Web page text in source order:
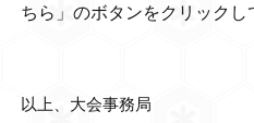
ちら」のボタンをクリックし
以上、大会事務局